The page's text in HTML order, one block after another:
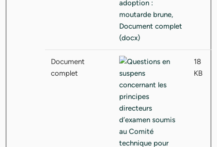
Document
complet
18
KB